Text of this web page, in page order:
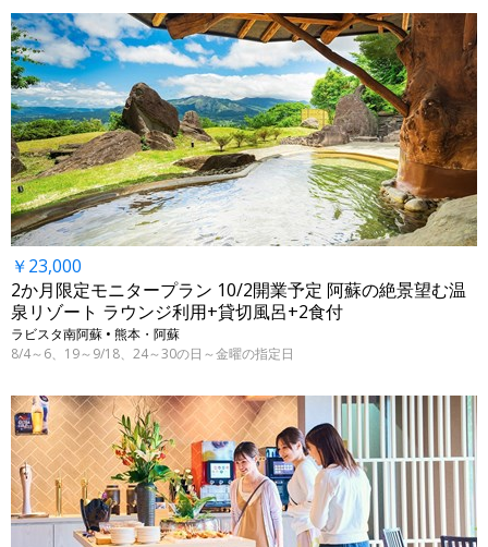
￥23,000
2か月限定モニタープラン 10/2開業予定 阿蘇の絶景望む温
泉リゾート ラウンジ利用+貸切風呂+2食付
ラビスタ南阿蘇 • 熊本・阿蘇
8/4～6、19～9/18、24～30の日～金曜の指定日
←